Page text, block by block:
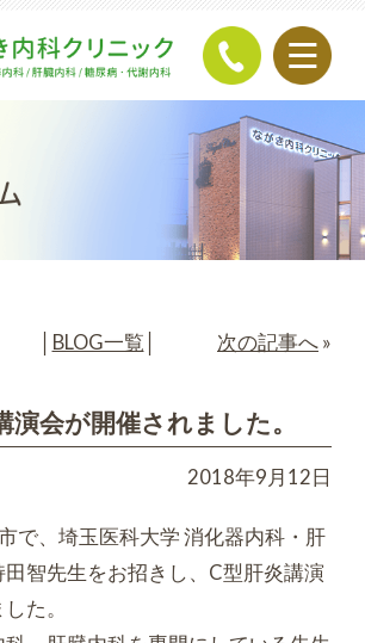
BLOG一覧 次の記事へ »
演会が開催されました。
2018年9月12日
で、埼玉医科大学 消化器内科・肝
智先生をお招きし、C型肝炎講演
た。